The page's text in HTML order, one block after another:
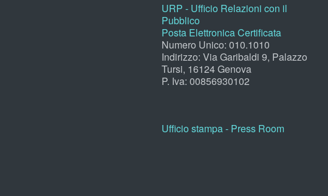
URP - Ufficio Relazioni con il
Pubblico
Posta Elettronica Certificata
Numero Unico: 010.1010
Indirizzo: Via Garibaldi 9, Palazzo
Tursi, 16124 Genova
P. Iva: 00856930102
Ufficio stampa - Press Room